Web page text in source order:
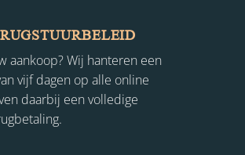
aankoop? Wij hanteren een
vijf dagen op alle online
daarbij een volledige